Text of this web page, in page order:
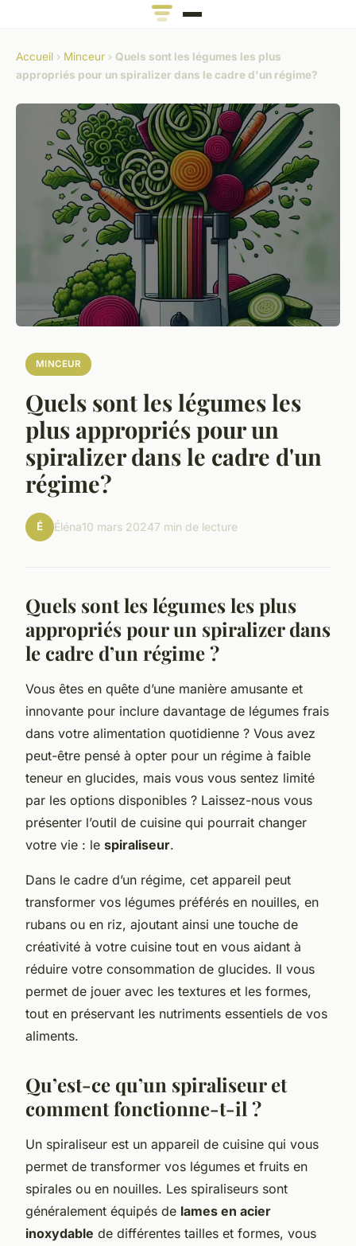
Accueil › Minceur › Quels sont les légumes les plus
appropriés pour un spiralizer dans le cadre d'un régime?
MINCEUR
Quels sont les légumes les
plus appropriés pour un
spiralizer dans le cadre d'un
régime?
É Éléna10 mars 20247 min de lecture
Quels sont les légumes les plus
appropriés pour un spiralizer dans
le cadre d’un régime ?
Vous êtes en quête d’une manière amusante et
innovante pour inclure davantage de légumes frais
dans votre alimentation quotidienne ? Vous avez
peut-être pensé à opter pour un régime à faible
teneur en glucides, mais vous vous sentez limité
par les options disponibles ? Laissez-nous vous
présenter l’outil de cuisine qui pourrait changer
votre vie : le spiraliseur.
Dans le cadre d’un régime, cet appareil peut
transformer vos légumes préférés en nouilles, en
rubans ou en riz, ajoutant ainsi une touche de
créativité à votre cuisine tout en vous aidant à
réduire votre consommation de glucides. Il vous
permet de jouer avec les textures et les formes,
tout en préservant les nutriments essentiels de vos
aliments.
Qu’est-ce qu’un spiraliseur et
comment fonctionne-t-il ?
Un spiraliseur est un appareil de cuisine qui vous
permet de transformer vos légumes et fruits en
spirales ou en nouilles. Les spiraliseurs sont
généralement équipés de lames en acier
inoxydable de différentes tailles et formes, vous